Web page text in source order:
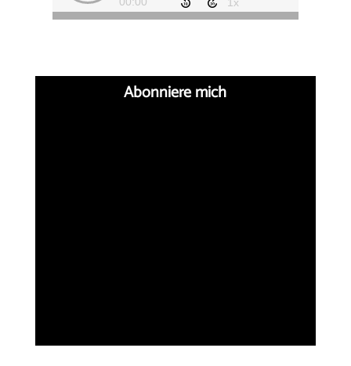
Abonniere mich